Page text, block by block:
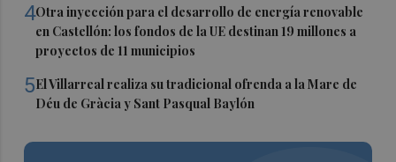
4Otra inyección para el desarrollo de energía renovable
en Castellón: los fondos de la UE destinan 19 millones a
proyectos de 11 municipios
5El Villarreal realiza su tradicional ofrenda a la Mare de
Déu de Gràcia y Sant Pasqual Baylón